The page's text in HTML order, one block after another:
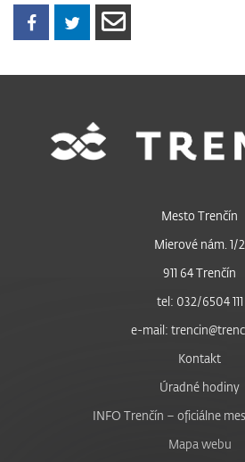
Mesto Trenčín
Mierové nám. 1/2
911 64 Trenčín
tel: 032/6504 111
e-mail:
Kontakt
Úradné hodiny
INFO Trenčín – oficiálne
Mapa webu